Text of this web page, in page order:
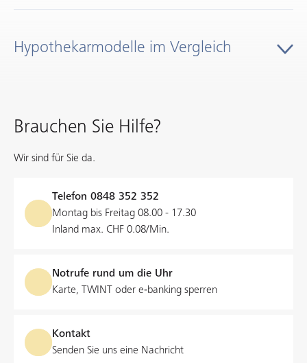
es zudem, von sinkenden Marktzinsen zu profitieren und
Maximalbetrag
Amortisation
Verschuldungshöhe und
Bauobjekt
Kündigung dreimonatige Frist
Hypothekarmodelle im Vergleich
Hypothek und schützen Sie Ihr KMU vor steigenden
Zinsen.
SARON-Hypotheken für Firmen
Brauchen Sie Hilfe?
Wir sind für Sie da.
Telefon 0848 352 352
Montag bis Freitag 08.00 - 17.30
Inland max. CHF 0.08/Min.
Notrufe rund um die Uhr
Karte, TWINT oder e‑banking sperren
Kontakt
Senden Sie uns eine Nachricht